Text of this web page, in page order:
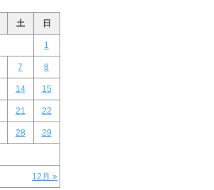
土 日
12月 »
1
7 8
14 15
21 22
28 29